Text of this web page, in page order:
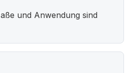
und Anwendung sind